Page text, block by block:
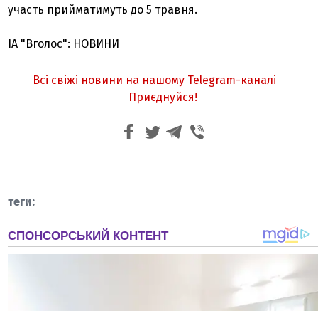
участь прийматимуть до 5 травня.
ІА "Вголос": НОВИНИ
Всі свіжі новини на нашому Telegram-каналі
Приєднуйся!